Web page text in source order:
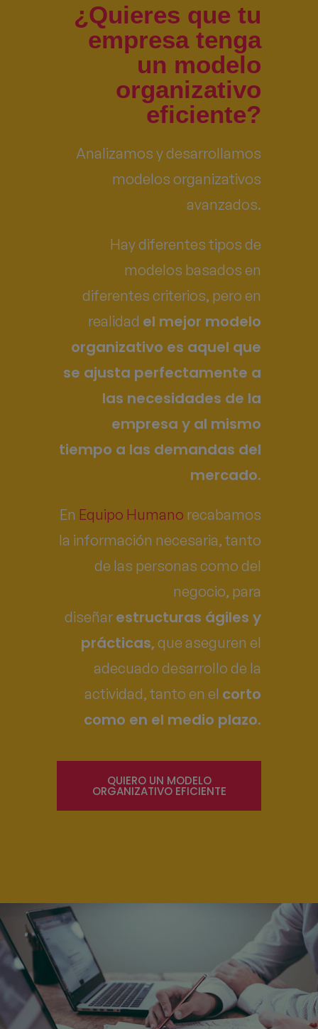
¿Quieres que tu
empresa tenga
un modelo
organizativo
eficiente?
Analizamos y desarrollamos
modelos organizativos
avanzados.
Hay diferentes tipos de
modelos basados en
diferentes criterios, pero en
realidad el mejor modelo
organizativo es aquel que
se ajusta perfectamente a
las necesidades de la
empresa y al mismo
tiempo a las demandas del
mercado.
En Equipo Humano recabamos
la información necesaria, tanto
de las personas como del
negocio, para
diseñar estructuras ágiles y
prácticas, que aseguren el
adecuado desarrollo de la
actividad, tanto en el corto
como en el medio plazo.
QUIERO UN MODELO
ORGANIZATIVO EFICIENTE